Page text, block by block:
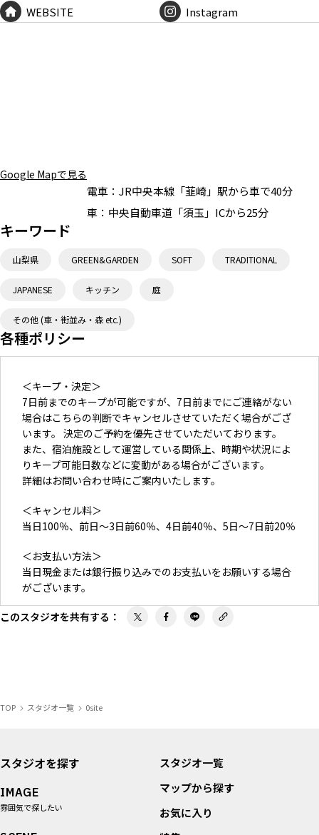
WEBSITE Instagram
Google Mapで見る
電車： JR中央本線「韮崎」駅から車で40分
車： 中央自動車道「須玉」ICから25分
キーワード
山梨県 GREEN&GARDEN SOFT TRADITIONAL
JAPANESE キッチン 庭
その他 (車・街並み・森 etc.)
各種ポリシー
＜キープ・決定＞
7日前までのキープが可能ですが、7日前までにご連絡がない
場合はこちらの判断でキャンセルさせていただく場合がござ
います。 決定のご予約を優先させていただいております。
また、宿泊施設として運営している関係上、時期や状況によ
りキープ可能日数などに変動がある場合がございます。
詳細はお問い合わせ時にご案内いたします。
＜キャンセル料＞
当日100％、前日〜3日前60％、4日前40％、5日〜7日前20％
＜お支払い方法＞
当日現金または銀行振り込みでのお支払いをお願いする場合
がございます。
このスタジオを共有する ：
TOP スタジオ一覧 0site
スタジオを探す
IMAGE
雰囲気で探したい
スタジオ一覧
マップから探す
お気に入り